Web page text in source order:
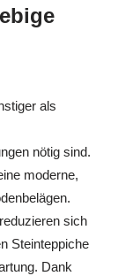
als
nötig sind.
moderne,
sich
Steinteppiche
Dank